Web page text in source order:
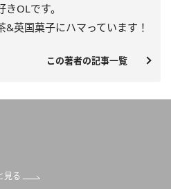
OLです。
英国菓子にハマっています！
この著者の記事一覧
見る